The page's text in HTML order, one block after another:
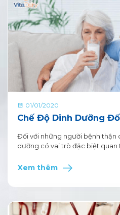
01/01/2020
Chế Độ Dinh Dưỡng
Đối với những người bệnh thận
dưỡng có vai trò đặc biệt quan
khỏe cho bệnh nhân.
Xem thêm